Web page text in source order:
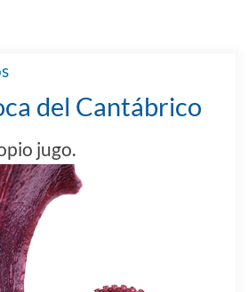
del Cantábrico
jugo.